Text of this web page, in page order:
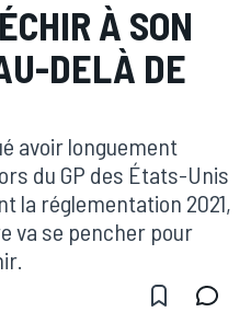
À SON
DELÀ DE
avoir longuement
du GP des États-Unis
la réglementation 2021,
va se pencher pour